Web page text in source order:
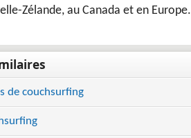
Zélande, au Canada et en Europe.
de couchsurfing